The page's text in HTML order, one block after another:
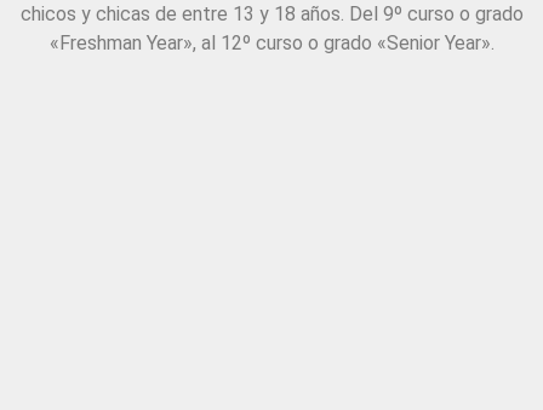
chicos y chicas de entre 13 y 18 años. Del 9º curso o grado
«Freshman Year», al 12º curso o grado «Senior Year».